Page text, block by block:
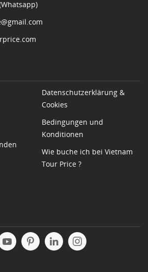
Datenschutzerklärung &
Cookies
Bedingungen und
Konditionen
Wie buche ich bei Vietnam
Tour Price ?